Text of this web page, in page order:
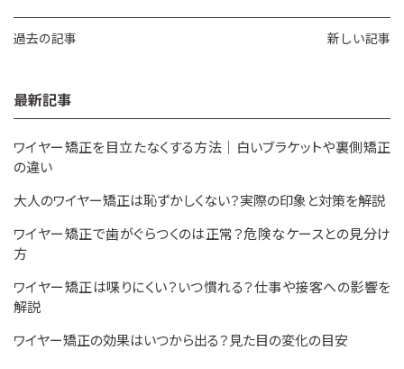
新しい記事
過去の記事
最新記事
ワイヤー矯正を目立たなくする方法｜白いブラケットや裏側矯正
の違い
大人のワイヤー矯正は恥ずかしくない？実際の印象と対策を解説
ワイヤー矯正で歯がぐらつくのは正常？危険なケースとの見分け
方
ワイヤー矯正は喋りにくい？いつ慣れる？仕事や接客への影響を
解説
ワイヤー矯正の効果はいつから出る？見た目の変化の目安